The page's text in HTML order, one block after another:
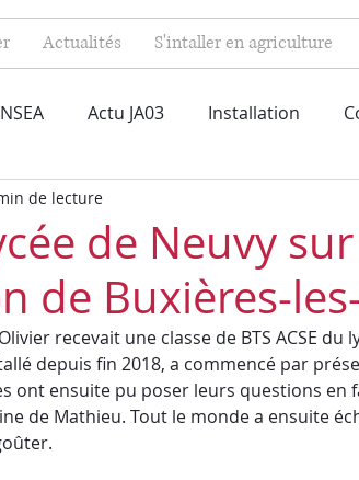
Actualités S'intaller en agriculture
Actu JA03 Installation
de Neuvy
de Buxières-
de lecture
recevait une classe de BTS ACSE du
depuis fin 2018, a commencé par
ont ensuite pu poser leurs questions en
de Mathieu. Tout le monde a ensuite